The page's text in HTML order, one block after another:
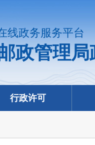
线政务服务平台
政管理
行政许可